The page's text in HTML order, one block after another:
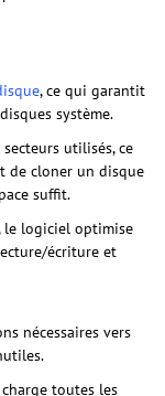
, ce qui garantit
système.
utilisés, ce
de cloner un disque
suffit.
le logiciel optimise
écriture et
nécessaires vers
toutes les